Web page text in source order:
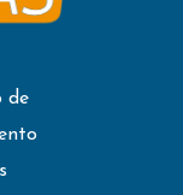
de